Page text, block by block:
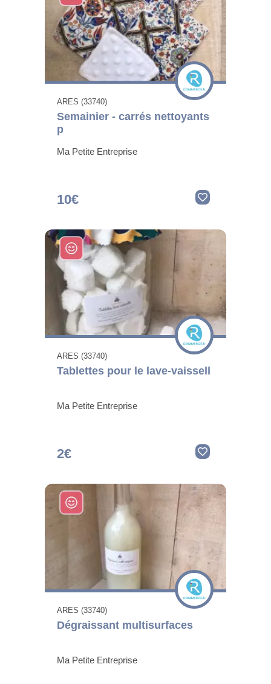
ARES (33740)
Semainier - carrés nettoyants
p
Ma Petite Entreprise
10€
ARES (33740)
Tablettes pour le lave-vaissell
Ma Petite Entreprise
2€
ARES (33740)
Dégraissant multisurfaces
Ma Petite Entreprise